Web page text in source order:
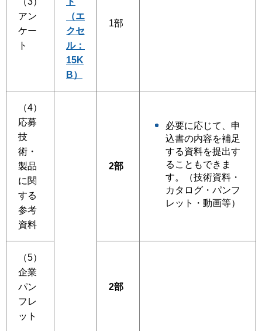
アン
ケー
ト
（エ
クセ
ル：
15K
B）
1部
（4）
応募
技
術・
製品
に関
する
参考
資料
2部
必要に応じて、申
込書の内容を補足
する資料を提出す
ることもできま
す。（技術資料・
カタログ・パンフ
レット・動画等）
（5）
企業
パン
フレ
ット
2部